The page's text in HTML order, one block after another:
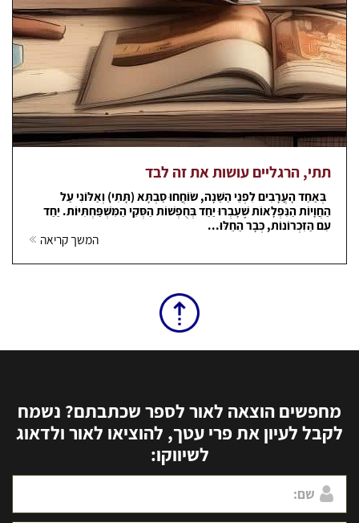
תתי, הרגליים עושות את זה לבד
בְּאַחַד הָעֲרָבִים לִפְנֵי הַשֵּׁנָה, שׂוֹחֲחוּ סַבְתָּא (תָּתִי) וְאַלּוֹנִי עַל
הַחֲוָיוֹת הַנִּפְלָאוֹת שֶׁעָבְרוּ יַחַד בְּחֻפְשׁוֹת הַסְּקִי הַמִּשְׁפַּחְתִּיּוֹת. יַחַד
עִם הַזִּכְרוֹנוֹת, כְּבָר הֵחֵלּוּ...
המשך קריאה
מחפשים הוצאה לאור לספר שכתבתם? נשמח
לקבל לעיון את פרי עטך, להוציאו לאור ולדאוג
לשיווקו: